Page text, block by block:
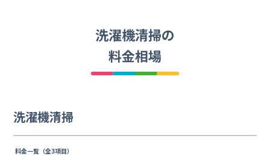
洗濯機清掃の
料金相場
洗濯機清掃
料金一覧（全3項目）